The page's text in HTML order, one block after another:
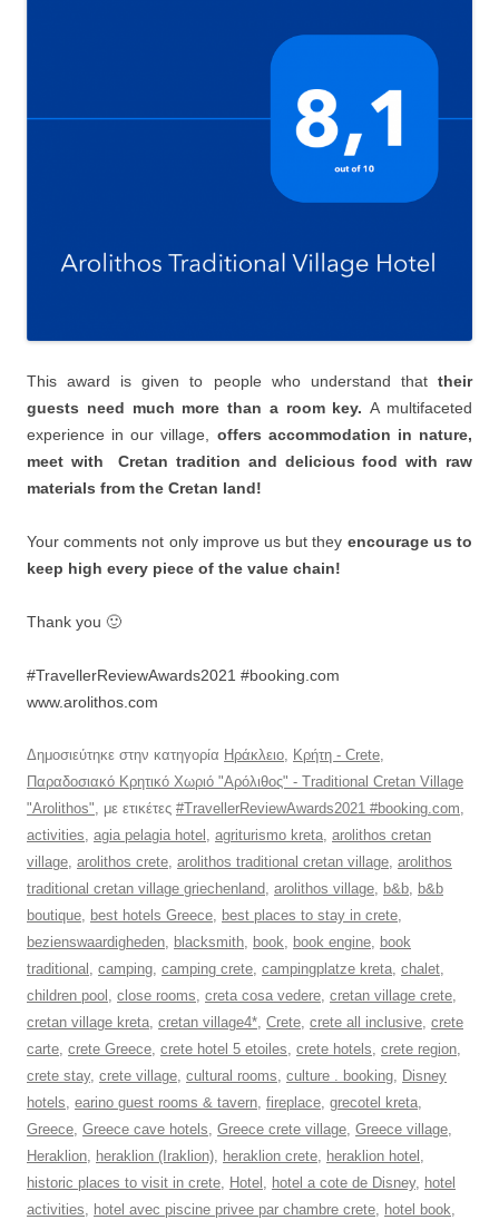
This award is given to people who understand that their
guests need much more than a room key. Α multifaceted
experience in our village, offers accommodation in nature,
meet with Cretan tradition and delicious food with raw
materials from the Cretan land!
Your comments not only improve us but they encourage us to
keep high every piece of the value chain!
Thank you 🙂
#TravellerReviewAwards2021 #booking.com
www.arolithos.com
Δημοσιεύτηκε στην κατηγορία Ηράκλειο, Κρήτη - Crete,
Παραδοσιακό Κρητικό Χωριό "Αρόλιθος" - Traditional Cretan Village
"Arolithos", με ετικέτες #TravellerReviewAwards2021 #booking.com,
activities, agia pelagia hotel , agriturismo kreta, arolithos cretan
village, arolithos crete, arolithos traditional cretan village, arolithos
traditional cretan village griechenland, arolithos village, b&b, b&b
boutique, best hotels Greece, best places to stay in crete,
bezienswaardigheden, blacksmith, book, book engine, book
traditional , camping, camping crete, campingplatze kreta, chalet,
children pool , close rooms, creta cosa vedere, cretan village crete,
cretan village kreta, cretan village4*, Crete, crete all inclusive, crete
carte, crete Greece, crete hotel 5 etoiles, crete hotels, crete region,
crete stay, crete village, cultural rooms, culture . booking, Disney
hotels, earino guest rooms & tavern, fireplace, grecotel kreta,
Greece, Greece cave hotels, Greece crete village, Greece village,
Heraklion, heraklion (Iraklion), heraklion crete, heraklion hotel ,
historic places to visit in crete, Hotel , hotel a cote de Disney, hotel
activities, hotel avec piscine privee par chambre crete, hotel book,